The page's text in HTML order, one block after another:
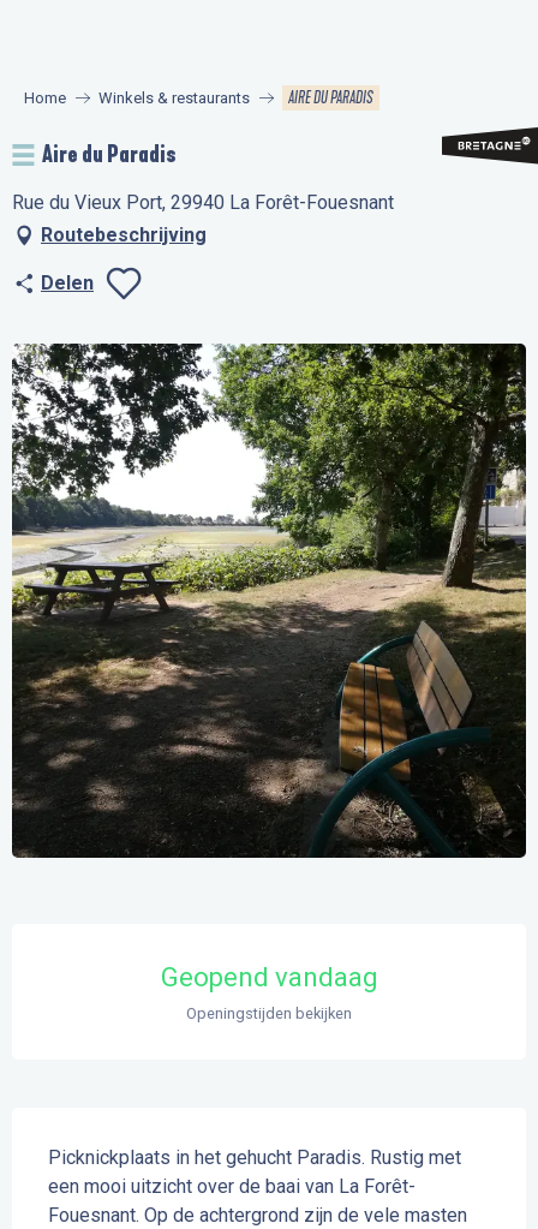
principal
Home Winkels & restaurants AIRE DU PARADIS
Aire du Paradis
Rue du Vieux Port, 29940 La Forêt-Fouesnant
Routebeschrijving
Delen
Geopend vandaag
Openingstijden bekijken
Picknickplaats in het gehucht Paradis. Rustig met
een mooi uitzicht over de baai van La Forêt-
Fouesnant. Op de achtergrond zijn de vele masten